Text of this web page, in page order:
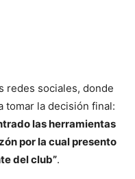
redes sociales, donde
tomar la decisión final:
las herramientas
por la cual presento
del club”.